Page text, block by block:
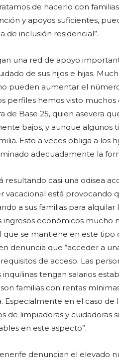
de hacerlo con
y apoyos suficientes,
de inclusión residencial”.
una red de apoyo
de sus hijos e hijas.
pueden aumentar el
perfiles hemos visto muchos
Base 25, quien asevera
bajos, y aunque algunos
Esto a veces obliga a los
adecuadamente la
resultando casi una odisea
vacacional está provocando
a sus familias para alquilar
económicos mucho
que se mantiene en este tipo
denuncia que “acceder a
de acceso. Las
tengan salarios
familias con rentas
en el caso de
limpiadoras y cuidadoras
en este aspecto”.
denuncian el elevado